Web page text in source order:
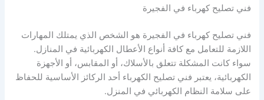
فني تصليح كهرباء في الفجيرة
فني تصليح كهرباء في الفجيرة هو الشخص الذي يمتلك المهارات
اللازمة للتعامل مع كافة أنواع الأعطال الكهربائية في المنازل.
سواء كانت المشكلة تتعلق بالأسلاك، أو المقابس، أو الأجهزة
الكهربائية، يعتبر فني تصليح الكهرباء أحد الركائز الأساسية للحفاظ
على سلامة النظام الكهربائي في المنزل.